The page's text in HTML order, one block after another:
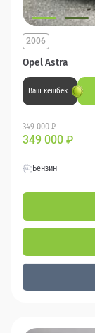
Opel Astra
2006
Ваш кешбек
349 000 ₽
349 000 ₽
Бензин